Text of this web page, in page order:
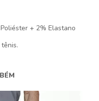
+ 2% Elastano